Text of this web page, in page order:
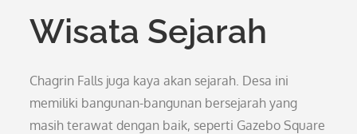
Wisata Sejarah
Chagrin Falls juga kaya akan sejarah. Desa ini
memiliki bangunan-bangunan bersejarah yang
masih terawat dengan baik, seperti Gazebo Square